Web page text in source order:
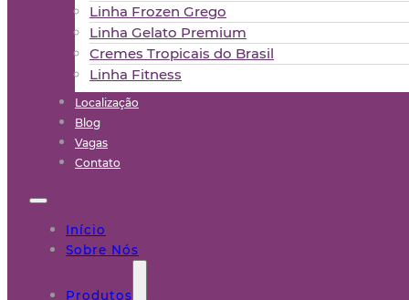
Linha Frozen Grego
Linha Gelato Premium
Cremes Tropicais do Brasil
Linha Fitness
Localização
Blog
Vagas
Contato
Início
Sobre Nós
Produtos